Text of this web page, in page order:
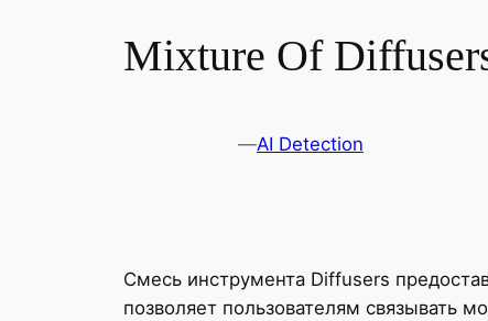
Mixture Of
—AI Detection
Смесь инструмента Diffusers
позволяет пользователям связывать